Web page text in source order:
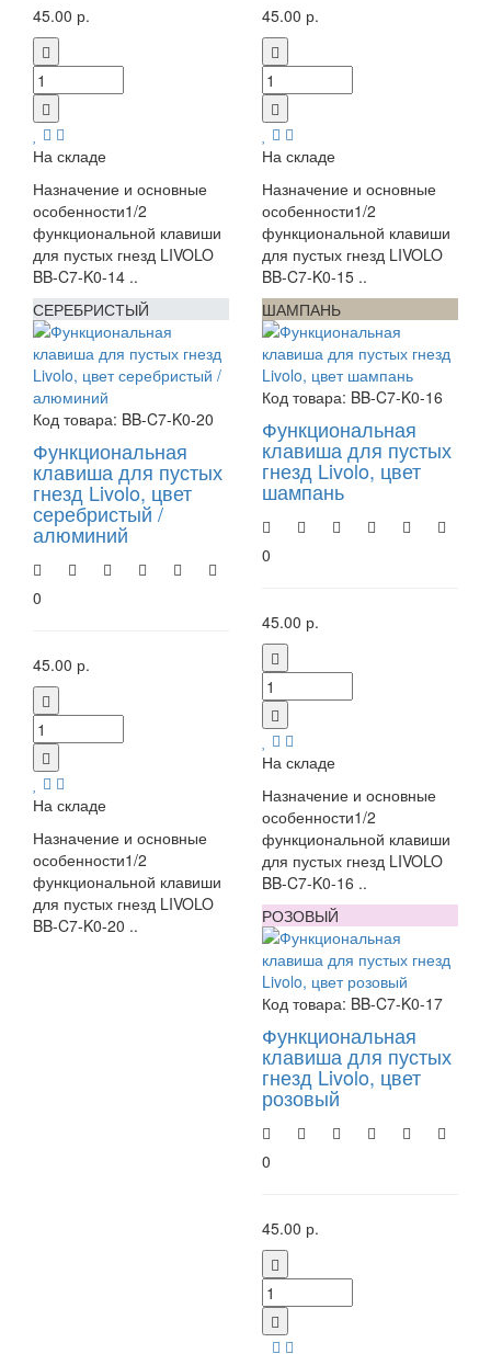
45.00 р.
На складе
Назначение и основные
особенности1/2
функциональной клавиши
для пустых гнезд LIVOLO
BB-C7-K0-14 ..
45.00 р.
На складе
Назначение и основные
особенности1/2
функциональной клавиши
для пустых гнезд LIVOLO
BB-C7-K0-15 ..
СЕРЕБРИСТЫЙ
Код товара: BB-C7-K0-20
Функциональная
клавиша для пустых
гнезд Livolo, цвет
серебристый /
алюминий
0
45.00 р.
На складе
Назначение и основные
особенности1/2
функциональной клавиши
для пустых гнезд LIVOLO
BB-C7-K0-20 ..
ШАМПАНЬ
Код товара: BB-C7-K0-16
Функциональная
клавиша для пустых
гнезд Livolo, цвет
шампань
0
45.00 р.
На складе
Назначение и основные
особенности1/2
функциональной клавиши
для пустых гнезд LIVOLO
BB-C7-K0-16 ..
РОЗОВЫЙ
Код товара: BB-C7-K0-17
Функциональная
клавиша для пустых
гнезд Livolo, цвет
розовый
0
45.00 р.